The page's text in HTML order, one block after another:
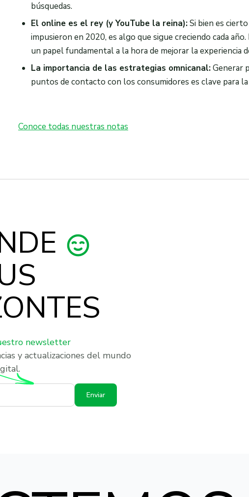
búsquedas.
El online es el rey (y YouTube la reina):Si bien es
impusieron en 2020, es algo que sigue creciendo cada
un papel fundamental a la hora de mejorar la experiencia
La importancia de las estrategias omnicanal:Generar
puntos de contacto con los consumidores es clave para
Conoce todas nuestras notas
newsletter
y actualizaciones del mundo
Enviar